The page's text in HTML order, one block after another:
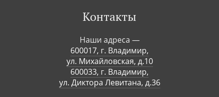
Контакты
Наши адреса —
600017, г. Владимир,
ул. Михайловская, д.10
600033, г. Владимир,
ул. Диктора Левитана, д.36